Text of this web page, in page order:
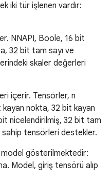
iki tür işlenen vardır:
NNAPI, Boole, 16 bit
32 bit tam sayı ve
skaler değerleri
içerir. Tensörler, n
nokta, 32 bit kayan
nicelendirilmiş, 32 bit tam
tensörleri destekler.
model gösterilmektedir:
Model, giriş tensörü alıp